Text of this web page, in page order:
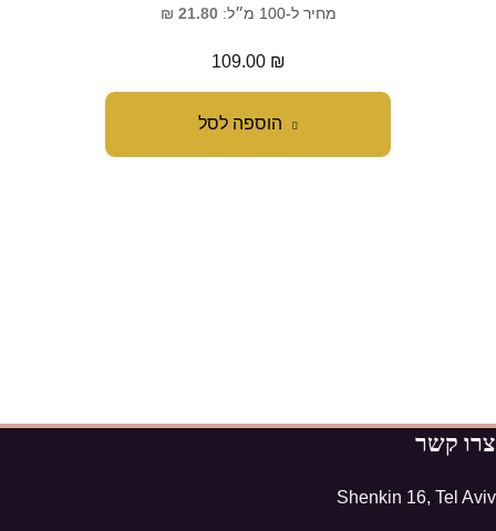
הוספה לסל
מחיר ל-100 מ״ל: 21.80
₪
109.00 ₪
צרו קשר
Shenkin 16, Tel Aviv